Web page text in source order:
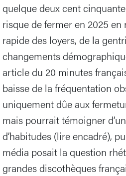
quelque deux cent
risque de fermer en 2025 en
rapide des loyers, de la
changements
article du 20 minutes
baisse de la fréquentation
uniquement dûe aux
mais pourrait témoigner
d’habitudes (lire encadré),
média posait la question
grandes discothèques